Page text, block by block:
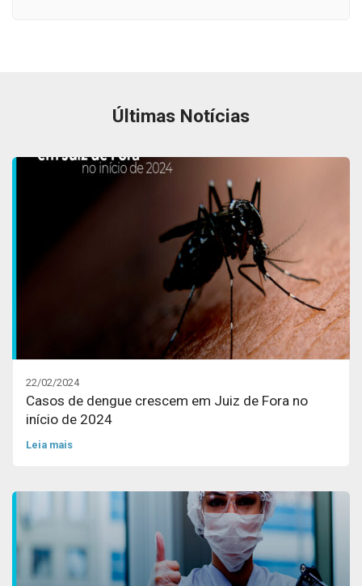
Últimas Notícias
22/02/2024
Casos de dengue crescem em Juiz de Fora no
início de 2024
Leia mais